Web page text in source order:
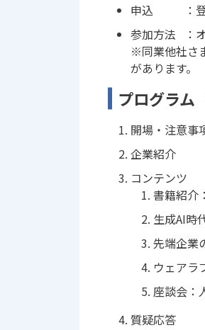
申込 ：登録
参加方法 ：
※同業他社さ
があります。
プログラム
開場・注意事
企業紹介
コンテンツ
書籍紹介
生成AI時
先端企業
ウェアラ
座談会：
質疑応答